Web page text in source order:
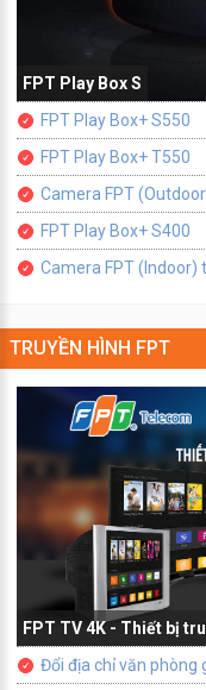
FPT Play Box S
FPT Play Box+ S550
FPT Play Box+ T550
Camera FPT
FPT Play Box+ S400
Camera FPT (Indoor)
TRUYỀN HÌNH FPT
FPT TV 4K - Thiết bị
Đổi địa chỉ văn phòng